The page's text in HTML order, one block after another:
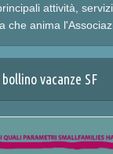
attività,
che anima
vacanze SF